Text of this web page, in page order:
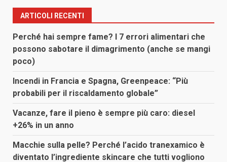
ARTICOLI RECENTI
Perché hai sempre fame? I 7 errori alimentari che
possono sabotare il dimagrimento (anche se mangi
poco)
Incendi in Francia e Spagna, Greenpeace: “Più
probabili per il riscaldamento globale”
Vacanze, fare il pieno è sempre più caro: diesel
+26% in un anno
Macchie sulla pelle? Perché l’acido tranexamico è
diventato l’ingrediente skincare che tutti vogliono